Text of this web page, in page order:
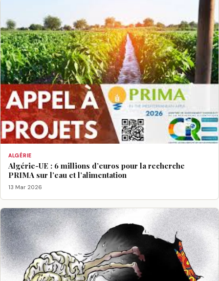
ALGÉRIE
Algérie-UE : 6 millions d’euros pour la recherche
PRIMA sur l’eau et l’alimentation
13 Mar 2026